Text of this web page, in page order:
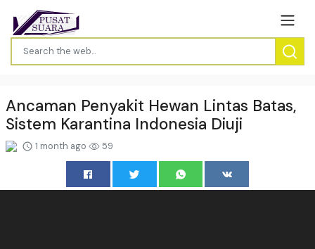
Ancaman Penyakit Hewan Lintas Batas,
Sistem Karantina Indonesia Diuji
1 month ago 59